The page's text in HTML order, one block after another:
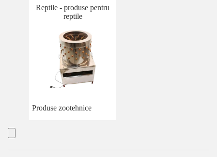
Reptile - produse pentru
reptile
Produse zootehnice